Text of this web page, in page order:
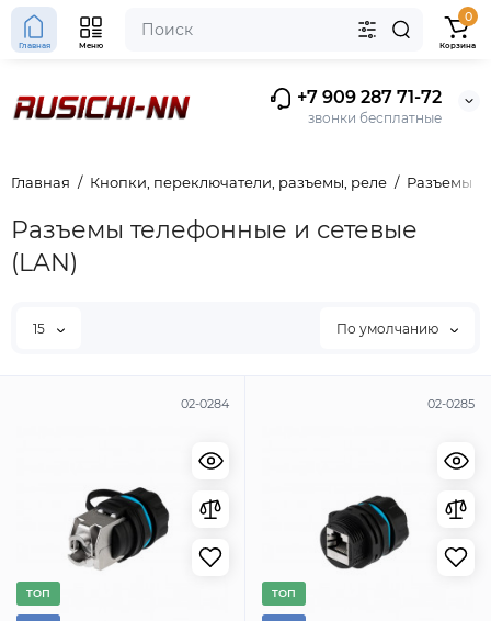
+7 909 287 71-72
звонки бесплатные
Главная Меню
0
Корзина
Главная Кнопки, переключатели, разъемы, реле Разъемы
Разъемы телефонные и сетевые
(LAN)
15 По умолчанию
02-0284
TОП
02-0285
TОП